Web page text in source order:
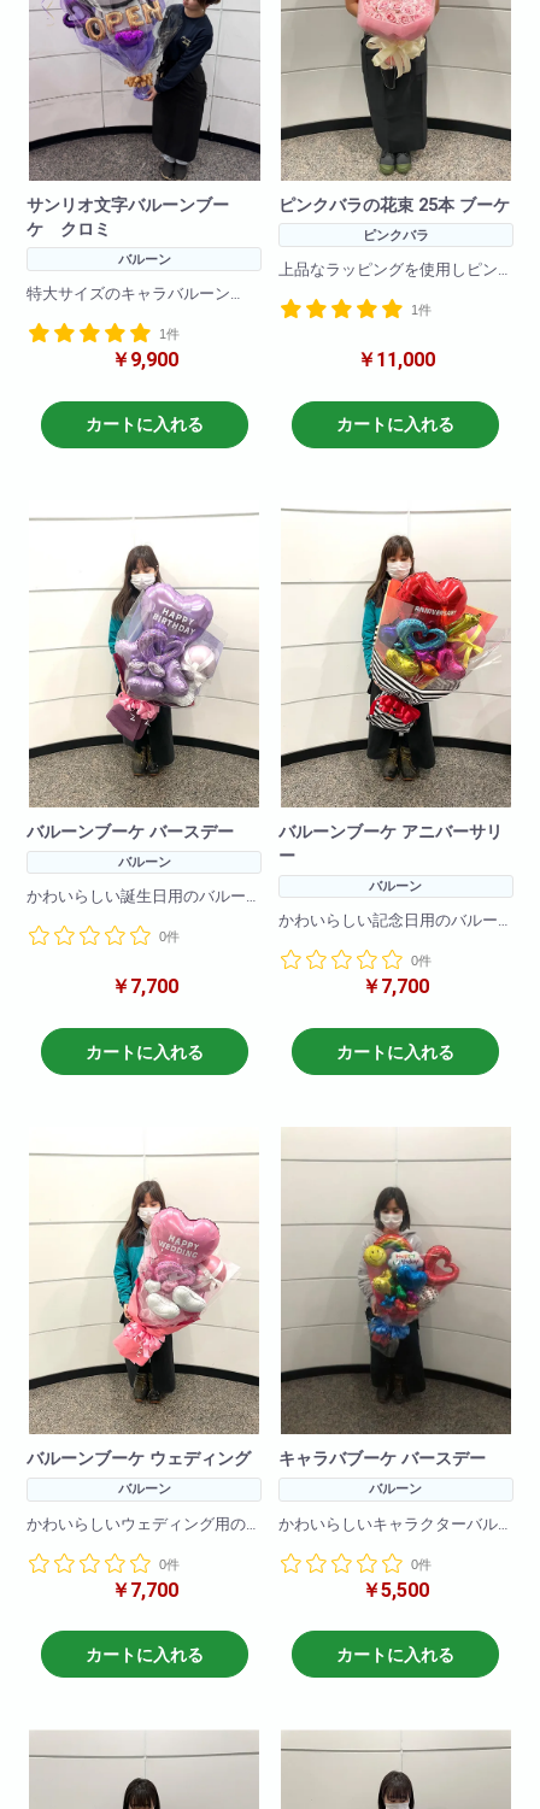
サンリオ文字バルーンブー
ケ クロミ
バルーン
特大サイズのキャラバルーン
だんに使い、
とても大きくインパクトがある
一生の思い出に！プレゼントに
最適!
4文字を超えるものは一文字+550
1件
￥9,900
カートに入れる
ピンクバラの花束 25本 ブーケ
ピンクバラ
上品なラッピングを使用しピン
ブーケタイプでとても可愛くお
特別な方の特別な記念日におす
※お花の仕入れの関係上入荷出来
ない場合もございますので
1件
￥11,000
カートに入れる
バルーンブーケ バースデー
バルーン
かわいらしい誕生日用のバルー
バルーンのみで作成しているの
プレゼントできます!
0件
￥7,700
カートに入れる
バルーンブーケ アニバーサリ
ー
バルーン
かわいらしい記念日用のバルー
バルーンのみで作成しているの
で枯れる心配をすることなく
0件
￥7,700
カートに入れる
バルーンブーケ ウェディング
バルーン
かわいらしいウェディング用の
バルーンのみで作成しているの
で枯れる心配をすることなく
0件
￥7,700
カートに入れる
キャラバブーケ バースデー
バルーン
かわいらしいキャラクターバル
バルーンのみで作成しているの
で枯れる心配をすることなく
※在庫状況によりバルーンは異な
る場合がございます
0件
￥5,500
カートに入れる